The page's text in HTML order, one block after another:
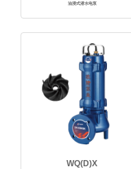
油浸式潜水电泵
WQ(D)X